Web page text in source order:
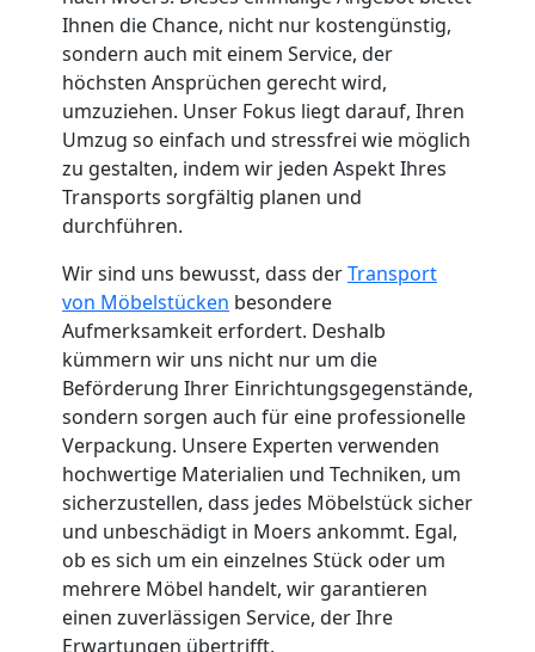
Ihnen die Chance, nicht nur kostengünstig,
sondern auch mit einem Service, der
höchsten Ansprüchen gerecht wird,
umzuziehen. Unser Fokus liegt darauf, Ihren
Umzug so einfach und stressfrei wie möglich
zu gestalten, indem wir jeden Aspekt Ihres
Transports sorgfältig planen und
durchführen.
Wir sind uns bewusst, dass derTransport
von Möbelstücken besondere
Aufmerksamkeit erfordert. Deshalb
kümmern wir uns nicht nur um die
Beförderung Ihrer Einrichtungsgegenstände,
sondern sorgen auch für eine professionelle
Verpackung. Unsere Experten verwenden
hochwertige Materialien und Techniken, um
sicherzustellen, dass jedes Möbelstück sicher
und unbeschädigt in Moers ankommt. Egal,
ob es sich um ein einzelnes Stück oder um
mehrere Möbel handelt, wir garantieren
einen zuverlässigen Service, der Ihre
Erwartungen übertrifft.
Küchenumzug
Leonding
Umzug
und
Lagerung
Leonding
Full-
Service-
Umzug